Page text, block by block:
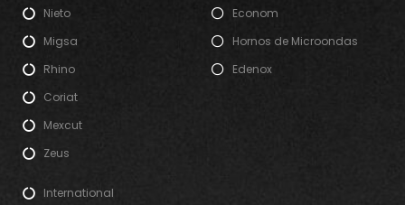
Nieto
Migsa
Rhino
Coriat
Mexcut
Zeus
Econom
Hornos de Microondas
Edenox
International